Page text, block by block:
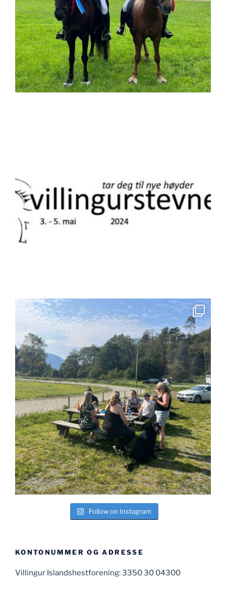
Follow on Instagram
KONTONUMMER OG ADRESSE
Villingur Islandshestforening: 3350 30 04300